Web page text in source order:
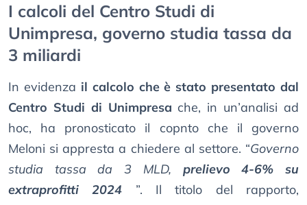
I calcoli del Centro Studi di
Unimpresa, governo studia tassa da
3 miliardi
In evidenza il calcolo che è stato presentato dal
Centro Studi di Unimpresa che, in un’analisi ad
hoc, ha pronosticato il copnto che il governo
Meloni si appresta a chiedere al settore. “Governo
studia tassa da 3 MLD, prelievo 4-6% su
extraprofitti 2024
”. Il titolo del rapporto,